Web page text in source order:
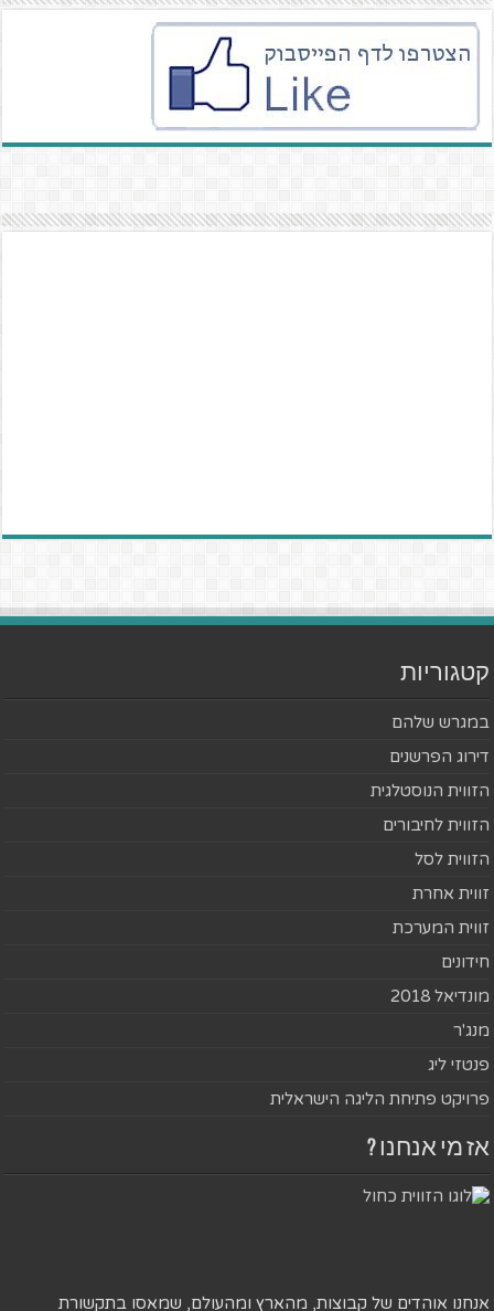
קטגוריות
במגרש שלהם
דירוג הפרשנים
הזווית הנוסטלגית
הזווית לחיבורים
הזווית לסל
זווית אחרת
זווית המערכת
חידונים
מונדיאל 2018
מנג'ר
פנטזי ליג
פרויקט פתיחת הליגה הישראלית
אז מי אנחנו ?
אנחנו אוהדים של קבוצות, מהארץ ומהעולם, שמאסו בתקשורת